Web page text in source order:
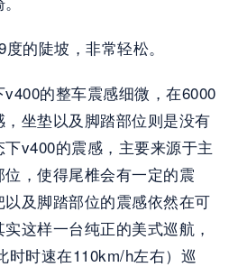
的陡坡，非常轻松。
的整车震感细微，在6000
坐垫以及脚踏部位则是没有
v400的震感，主要来源于主
，使得尾椎会有一定的震
及脚踏部位的震感依然在可
这样一台纯正的美式巡航，
时时速在110km/h左右）巡